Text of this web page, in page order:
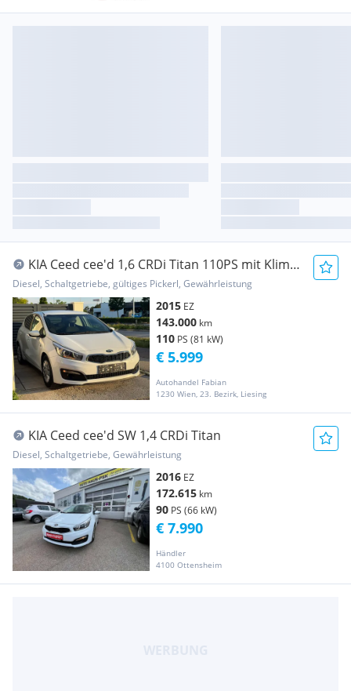
KIA Ceed cee'd 1,6 CRDi Titan 110PS mit Klima
BluetoothF...
Diesel, Schaltgetriebe, gültiges Pickerl, Gewährleistung
2015 EZ
143.000 km
110 PS (81 kW)
Autohandel Fabian
1230 Wien, 23. Bezirk, Liesing
€ 5.999
KIA Ceed cee'd SW 1,4 CRDi Titan
Diesel, Schaltgetriebe, Gewährleistung
2016 EZ
172.615 km
90 PS (66 kW)
Händler
4100 Ottensheim
€ 7.990